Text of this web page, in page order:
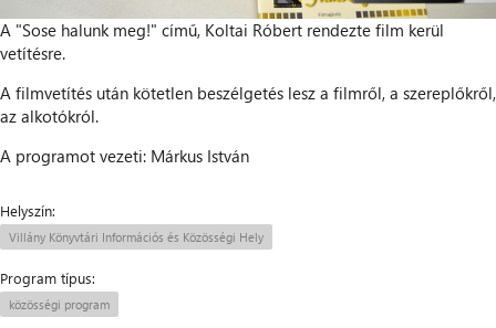
A "Sose halunk meg!" című, Koltai Róbert rendezte film kerül
vetítésre.
A filmvetítés után kötetlen beszélgetés lesz a filmről, a szereplőkről,
az alkotókról.
A programot vezeti: Márkus István
Helyszín:
Villány Könyvtári Információs és Közösségi Hely
Program típus:
közösségi program